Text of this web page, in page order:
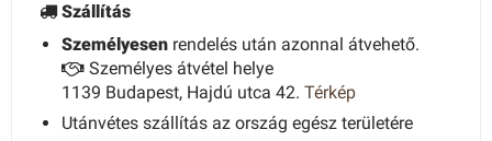
Szállítás
Személyesen rendelés után azonnal átvehető.
Személyes átvétel helye
1139 Budapest, Hajdú utca 42. Térkép
Utánvétes szállítás az ország egész területére